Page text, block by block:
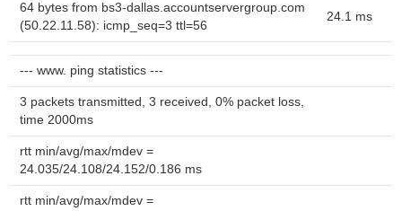
64 bytes from bs3-dallas.accountservergroup.com
(50.22.11.58): icmp_seq=3 ttl=56
24.1 ms
--- www. ping statistics ---
3 packets transmitted, 3 received, 0% packet loss,
time 2000ms
rtt min/avg/max/mdev =
24.035/24.108/24.152/0.186 ms
rtt min/avg/max/mdev =